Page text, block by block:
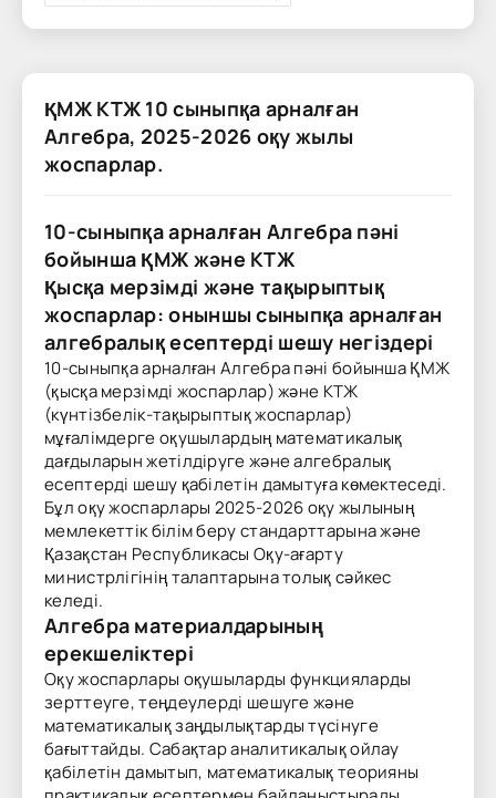
ҚМЖ КТЖ 10 сыныпқа арналған
Алгебра, 2025-2026 оқу жылы
жоспарлар.
10-сыныпқа арналған Алгебра пәні
бойынша ҚМЖ және КТЖ
Қысқа мерзімді және тақырыптық
жоспарлар: оныншы сыныпқа арналған
алгебралық есептерді шешу негіздері
10-сыныпқа арналған Алгебра пәні бойынша ҚМЖ
(қысқа мерзімді жоспарлар) және КТЖ
(күнтізбелік-тақырыптық жоспарлар)
мұғалімдерге оқушылардың математикалық
дағдыларын жетілдіруге және алгебралық
есептерді шешу қабілетін дамытуға көмектеседі.
Бұл оқу жоспарлары 2025-2026 оқу жылының
мемлекеттік білім беру стандарттарына және
Қазақстан Республикасы Оқу-ағарту
министрлігінің талаптарына толық сәйкес
келеді.
Алгебра материалдарының
ерекшеліктері
Оқу жоспарлары оқушыларды функцияларды
зерттеуге, теңдеулерді шешуге және
математикалық заңдылықтарды түсінуге
бағыттайды. Сабақтар аналитикалық ойлау
қабілетін дамытып, математикалық теорияны